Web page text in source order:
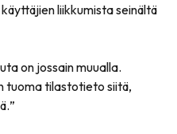
liikkumista seinältä
on jossain muualla.
tuoma tilastotieto siitä,
”